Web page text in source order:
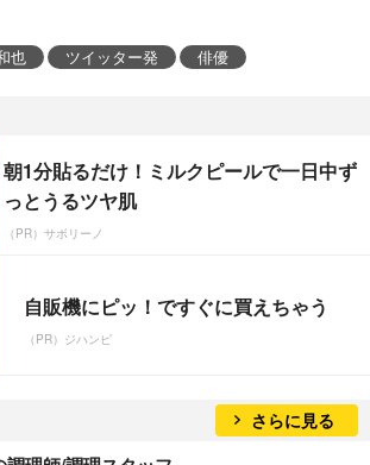
也 ツイッター発 俳優
朝1分貼るだけ！ミルクピールで一日中ず
っとうるツヤ肌
（PR）サボリーノ
自販機にピッ！ですぐに買えちゃう
（PR）ジハンピ
さらに見る